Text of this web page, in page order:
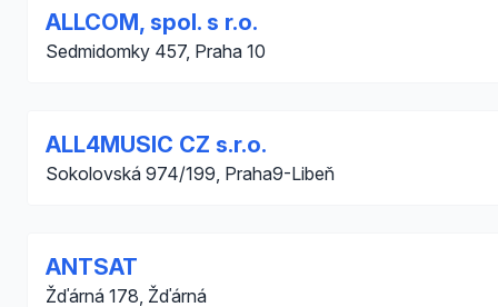
ALLCOM, spol. s r.o.
Sedmidomky 457, Praha 10
ALL4MUSIC CZ s.r.o.
Sokolovská 974/199, Praha9-Libeň
ANTSAT
Žďárná 178, Žďárná